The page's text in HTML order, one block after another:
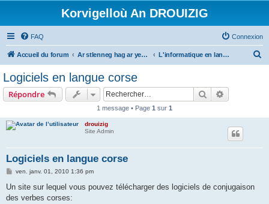
Korvigelloù An DROUIZIG
FAQ Connexion
Accueil du forum Ar stlenneg hag ar yezhoù bihan er bed a-bezh L'informatique en langues régionales et minoritaires
Logiciels en langue corse
Répondre Rechercher
1 message • Page 1 sur 1
drouizig
Site Admin
Logiciels en langue corse
M
s
a
ven. janv. 01, 2010 1:36 pm
Un site sur lequel vous pouvez télécharger des logiciels de conjugaison
des verbes corses: